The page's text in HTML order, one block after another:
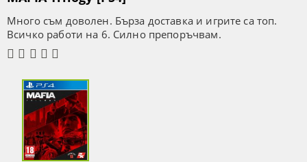
Много съм доволен. Бърза доставка и игрите са топ.
Всичко работи на 6. Силно препоръчвам.